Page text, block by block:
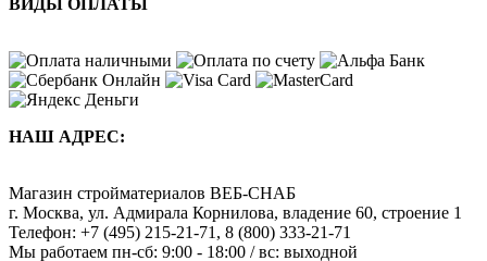
НАШ АДРЕС:
Магазин стройматериалов ВЕБ-СНАБ
г. Москва, ул. Адмирала Корнилова, владение 60, строение 1
Телефон: +7 (495) 215-21-71 , 8 (800) 333-21-71
Мы работаем пн-сб: 9:00 - 18:00 / вс: выходной